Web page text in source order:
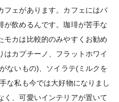
フェがあります。カフェにはバ
が飲めるんです。珈琲が苦手な
モカは比較的のみやすくお勧め
はカプチーノ、フラットホワイ
ないもの)、ソイラテ(ミルクを
な私も今では大好物になりまし
く、可愛いインテリアが置いて